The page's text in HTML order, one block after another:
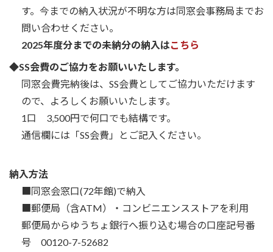
す。今までの納入状況が不明な方は同窓会事務局までお
問い合わせください。
2025年度分までの未納分の納入はこちら
◆SS会費のご協力をお願いいたします。
同窓会費完納後は、SS会費としてご協力いただけます
ので、よろしくお願いいたします。
1口 3,500円で何口でも結構です。
通信欄には「SS会費」とご記入ください。
納入方法
■同窓会窓口(72年館)で納入
■郵便局（含ATM）・コンビニエンスストアを利用
郵便局からゆうちょ銀行へ振り込む場合の口座記号番
号 00120-7-52682